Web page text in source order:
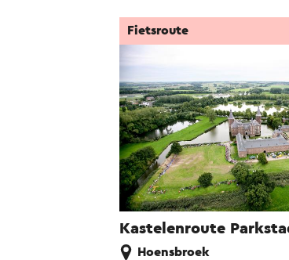
Kastelenroute
Fietsroute
Hoensbroek